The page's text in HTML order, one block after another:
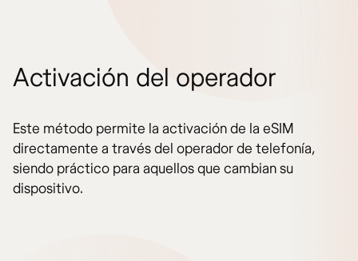
Activación del operador
Este método permite la activación de la eSIM
directamente a través del operador de telefonía,
siendo práctico para aquellos que cambian su
dispositivo.